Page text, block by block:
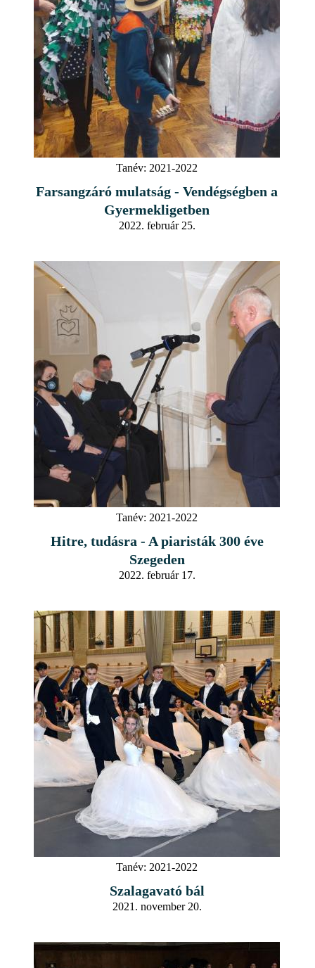
Tanév: 2021-2022
Farsangzáró mulatság - Vendégségben a
Gyermekligetben
2022. február 25.
Tanév: 2021-2022
Hitre, tudásra - A piaristák 300 éve
Szegeden
2022. február 17.
Tanév: 2021-2022
Szalagavató bál
2021. november 20.